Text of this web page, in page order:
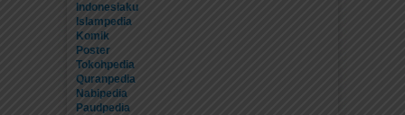
Indonesiaku
Islampedia
Komik
Poster
Tokohpedia
Quranpedia
Nabipedia
Paudpedia